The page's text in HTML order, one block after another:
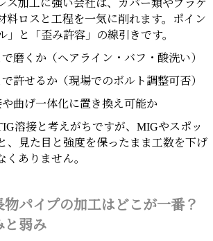
ス加工に強い会社は、カバー類やブラケ
料ロスと工程を一気に削れます。ポイン
」と「歪み許容」の線引きです。
磨くか（ヘアライン・バフ・酸洗い）
許せるか（現場でのボルト調整可否）
曲げ一体化に置き換え可能か
溶接と考えがちですが、MIGやスポッ
、見た目と強度を保ったまま工数を下げ
くありません。
パイプの加工はどこが一番？
と弱み